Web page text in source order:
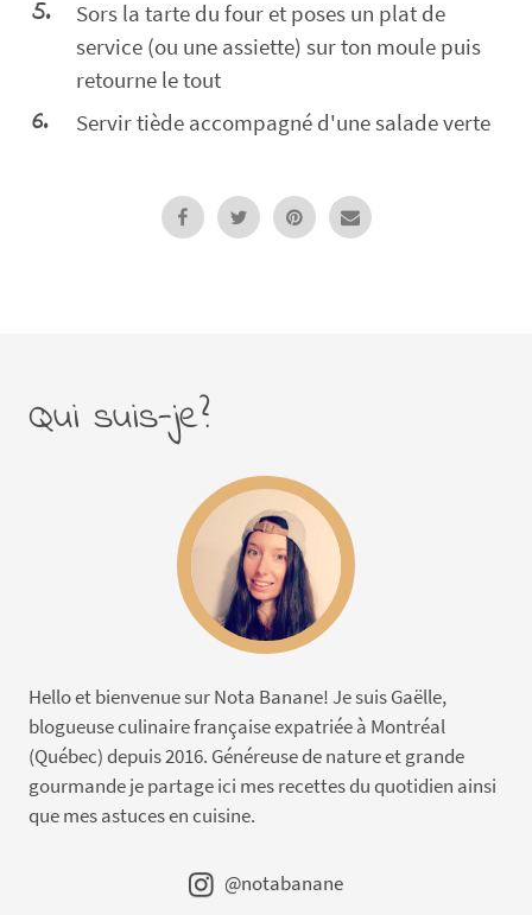
Sors la tarte du four et poses un plat de
service (ou une assiette) sur ton moule puis
retourne le tout
Servir tiède accompagné d'une salade verte
Qui suis-je?
Hello et bienvenue sur Nota Banane! Je suis Gaëlle,
blogueuse culinaire française expatriée à Montréal
(Québec) depuis 2016. Généreuse de nature et grande
gourmande je partage ici mes recettes du quotidien ainsi
que mes astuces en cuisine.
@notabanane